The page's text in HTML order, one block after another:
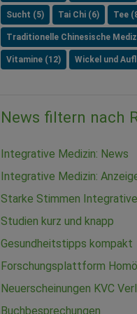
Sucht (5) Tai Chi (6) Tee
Traditionelle Chinesische
Vitamine (12) Wickel und
News filtern nach
Integrative Medizin: News
Integrative Medizin:
Starke Stimmen
Studien kurz und knapp
Gesundheitstipps kompakt
Forschungsplattform
Neuerscheinungen KVC
Buchbesprechungen